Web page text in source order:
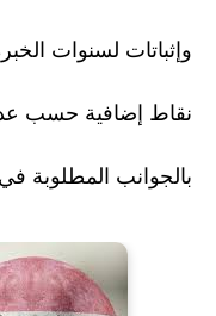
وإثباتات لسنوات
نقاط إضافية حسب
بالجوانب المطلوبة